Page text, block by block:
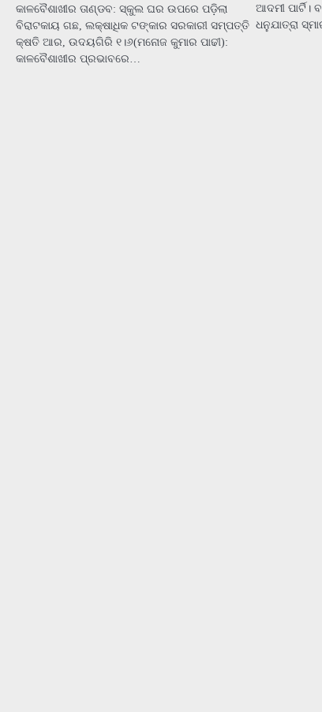
କାଳବୈଶାଖୀର ତାଣ୍ଡବ: ସ୍କୁଲ ଘର ଉପରେ ପଡ଼ିଲା
ବିରାଟକାୟ ଗଛ, ଲକ୍ଷାଧିକ ଟଙ୍କାର ସରକାରୀ ସମ୍ପତ୍ତି
କ୍ଷତି ଆର, ଉଦୟଗିରି ୧।୬(ମନୋଜ କୁମାର ପାଢୀ):
କାଳବୈଶାଖୀର ପ୍ରଭାବରେ…
ଆଦମୀ
ଧନୁଯାତ୍ରା